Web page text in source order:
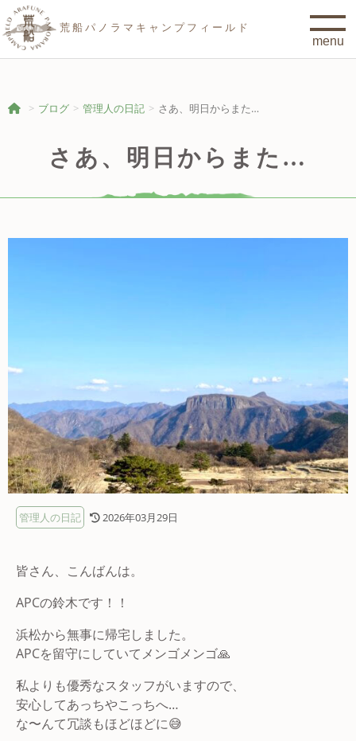
荒船パノラマキャンプフィールド
ブログ 管理人の日記 さあ、明日からまた…
さあ、明日からまた…
管理人の日記 2026年03月29日
皆さん、こんばんは。
APCの鈴木です！！
浜松から無事に帰宅しました。
APCを留守にしていてメンゴメンゴ🙏
私よりも優秀なスタッフがいますので、
安心してあっちやこっちへ…
な〜んて冗談もほどほどに😅